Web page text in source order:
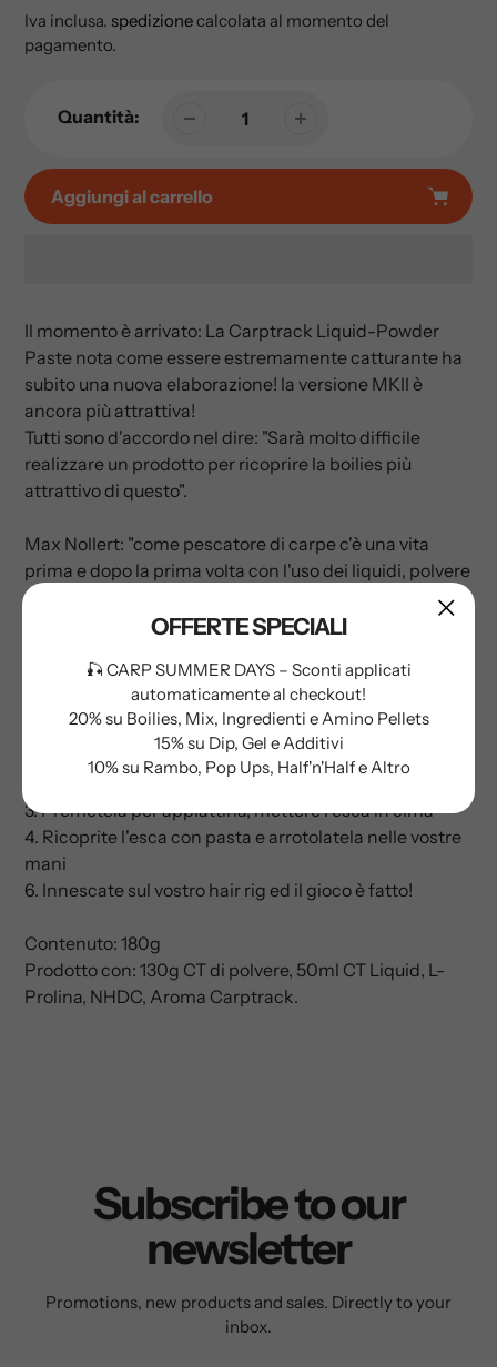
di
listino
Iva inclusa. spedizionecalcolata al momento del
pagamento.
Quantità:
Aggiungi al carrello
aggiunto
al
tuo
carrello
Il momento è arrivato: La Carptrack Liquid-Powder
Paste nota come essere estremamente catturante ha
subito una nuova elaborazione! la versione MKII è
ancora più attrattiva!
Tutti sono d'accordo nel dire: "Sarà molto difficile
realizzare un prodotto per ricoprire la boilies più
attrattivo di questo".
Max Nollert: "come pescatore di carpe c'è una vita
prima e dopo la prima volta con l'uso dei liquidi, polvere
e pasta! Prova ora la pasta e la tua giornata a pesca
non sarà più la stessa!"
Facile da usare a 15-25 gradi
1. prendete un pezzo di pasta (stesse dimensioni
della boilies)
2. arrotolatela velocemente nelle vostre mani -
3. Premetela per appiattirla, mettere l'esca in cima
4. Ricoprite l'esca con pasta e arrotolatela nelle vostre
mani
6. Innescate sul vostro hair rig ed il gioco è fatto!
Contenuto: 180g
Prodotto con: 130g CT di polvere, 50ml CT Liquid, L-
Prolina, NHDC, Aroma Carptrack.
Subscribe to our
newsletter
Promotions, new products and sales. Directly to your
inbox.
OFFERTE SPECIALI
🎣 CARP SUMMER DAYS – Sconti applicati
automaticamente al checkout!
20% su Boilies, Mix, Ingredienti e Amino Pellets
15% su Dip, Gel e Additivi
10% su Rambo, Pop Ups, Half'n'Half e Altro